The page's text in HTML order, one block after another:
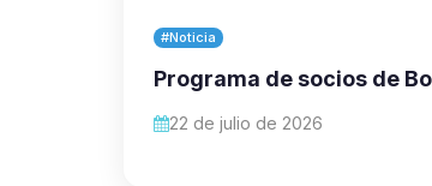
#Noticia
Programa de socios de
22 de julio de 2026